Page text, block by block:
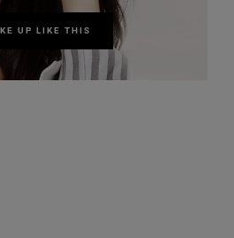
UP LIKE THIS